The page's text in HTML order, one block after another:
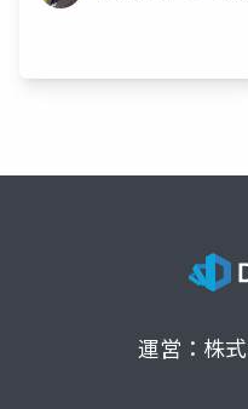
運営：株